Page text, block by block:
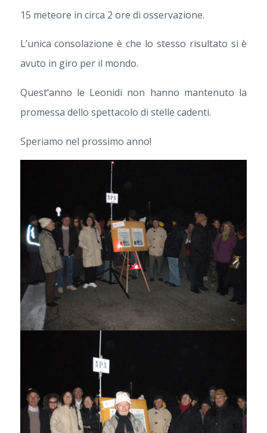
15 meteore in circa 2 ore di osservazione.
L’unica consolazione è che lo stesso risultato si è
avuto in giro per il mondo.
Quest’anno le Leonidi non hanno mantenuto la
promessa dello spettacolo di stelle cadenti.
Speriamo nel prossimo anno!